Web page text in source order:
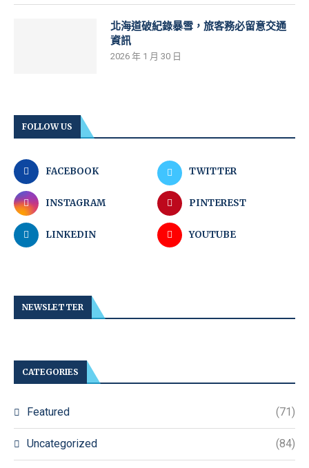
北海道破紀錄暴雪，旅客務必留意交通
資訊
2026 年 1 月 30 日
FOLLOW US
FACEBOOK TWITTER
INSTAGRAM PINTEREST
LINKEDIN YOUTUBE
NEWSLETTER
CATEGORIES
Featured (71)
Uncategorized (84)